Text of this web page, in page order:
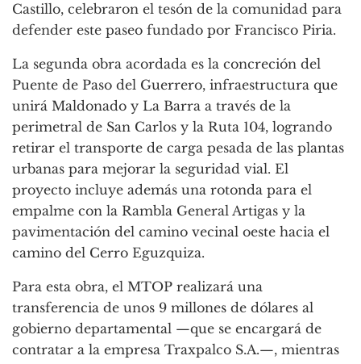
Castillo, celebraron el tesón de la comunidad para
defender este paseo fundado por Francisco Piria.
La segunda obra acordada es la concreción del
Puente de Paso del Guerrero, infraestructura que
unirá Maldonado y La Barra a través de la
perimetral de San Carlos y la Ruta 104, logrando
retirar el transporte de carga pesada de las plantas
urbanas para mejorar la seguridad vial. El
proyecto incluye además una rotonda para el
empalme con la Rambla General Artigas y la
pavimentación del camino vecinal oeste hacia el
camino del Cerro Eguzquiza.
Para esta obra, el MTOP realizará una
transferencia de unos 9 millones de dólares al
gobierno departamental —que se encargará de
contratar a la empresa Traxpalco S.A.—, mientras